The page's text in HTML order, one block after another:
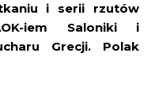
i serii rzutów
iem Saloniki i
Grecji. Polak